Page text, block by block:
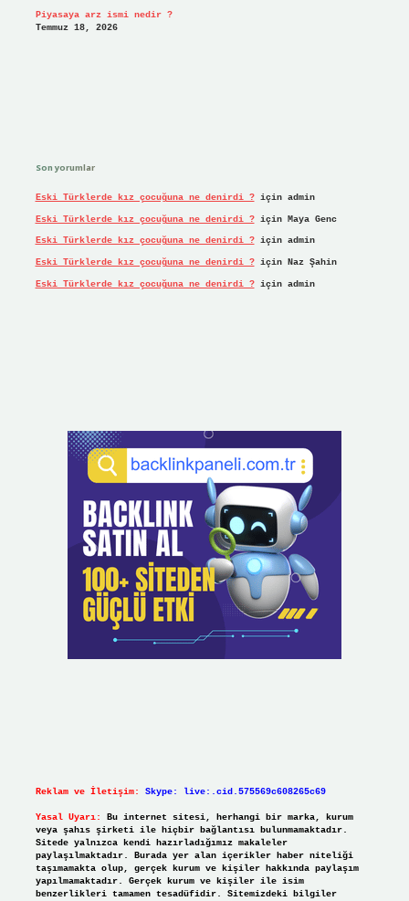
Piyasaya arz ismi nedir ?
Temmuz 18, 2026
Son yorumlar
Eski Türklerde kız çocuğuna ne denirdi ?için admin
Eski Türklerde kız çocuğuna ne denirdi ?için Maya Genc
Eski Türklerde kız çocuğuna ne denirdi ?için admin
Eski Türklerde kız çocuğuna ne denirdi ?için Naz Şahin
Eski Türklerde kız çocuğuna ne denirdi ?için admin
Reklam ve İletişim: Skype: live:.cid.575569c608265c69
Yasal Uyarı:
Bu internet sitesi, herhangi bir marka, kurum
veya şahıs şirketi ile hiçbir bağlantısı bulunmamaktadır.
Sitede yalnızca kendi hazırladığımız makaleler
paylaşılmaktadır. Burada yer alan içerikler haber niteliği
taşımamakta olup, gerçek kurum ve kişiler hakkında paylaşım
yapılmamaktadır. Gerçek kurum ve kişiler ile isim
benzerlikleri tamamen tesadüfidir. Sitemizdeki bilgiler